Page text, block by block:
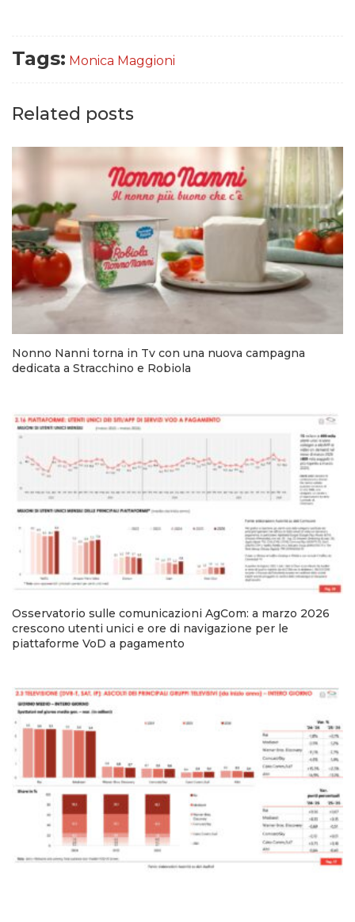
Tags: Monica Maggioni
Related posts
Nonno Nanni torna in Tv con una nuova campagna
dedicata a Stracchino e Robiola
Osservatorio sulle comunicazioni AgCom: a marzo 2026
crescono utenti unici e ore di navigazione per le
piattaforme VoD a pagamento